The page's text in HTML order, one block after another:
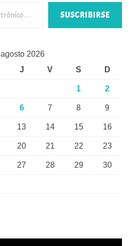
SUSCRIBIRSE
agosto 2026
J V S D
1 2
6 7 8 9
13 14 15 16
20 21 22 23
27 28 29 30